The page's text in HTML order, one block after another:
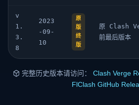
v
1.
3.
8
2023
-09-
10
原
版
终
版
原 Clash
前最后版本
完整历史版本请访问：Clash Verge
FlClash GitHub